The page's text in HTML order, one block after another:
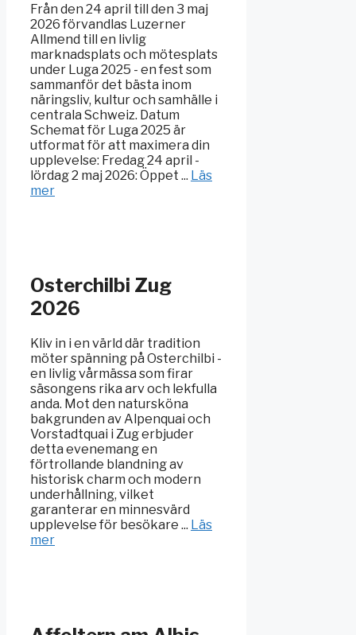
Från den 24 april till den 3 maj
2026 förvandlas Luzerner
Allmend till en livlig
marknadsplats och mötesplats
under Luga 2025 - en fest som
sammanför det bästa inom
näringsliv, kultur och samhälle i
centrala Schweiz. Datum
Schemat för Luga 2025 är
utformat för att maximera din
upplevelse: Fredag 24 april -
lördag 2 maj 2026: Öppet ... Läs
mer
Osterchilbi Zug
2026
Kliv in i en värld där tradition
möter spänning på Osterchilbi -
en livlig vårmässa som firar
säsongens rika arv och lekfulla
anda. Mot den natursköna
bakgrunden av Alpenquai och
Vorstadtquai i Zug erbjuder
detta evenemang en
förtrollande blandning av
historisk charm och modern
underhållning, vilket
garanterar en minnesvärd
upplevelse för besökare ... Läs
mer